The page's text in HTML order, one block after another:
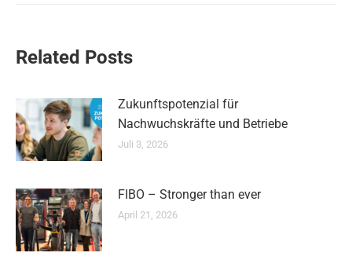
Related Posts
Zukunftspotenzial für
Nachwuchskräfte und Betriebe
Juli 3, 2026
FIBO – Stronger than ever
April 21, 2026